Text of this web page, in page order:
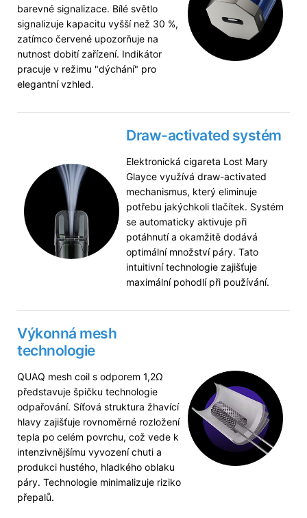
barevné signalizace. Bílé světlo
signalizuje kapacitu vyšší než 30 %,
zatímco červené upozorňuje na
nutnost dobití zařízení. Indikátor
pracuje v režimu "dýchání" pro
elegantní vzhled.
Draw-activated systém
Elektronická cigareta Lost Mary
Glayce využívá draw-activated
mechanismus, který eliminuje
potřebu jakýchkoli tlačítek. Systém
se automaticky aktivuje při
potáhnutí a okamžitě dodává
optimální množství páry. Tato
intuitivní technologie zajišťuje
maximální pohodlí při používání.
Výkonná mesh
technologie
QUAQ mesh coil s odporem 1,2Ω
představuje špičku technologie
odpařování. Síťová struktura žhavící
hlavy zajišťuje rovnoměrné rozložení
tepla po celém povrchu, což vede k
intenzivnějšímu vyvození chuti a
produkci hustého, hladkého oblaku
páry. Technologie minimalizuje riziko
přepalů.